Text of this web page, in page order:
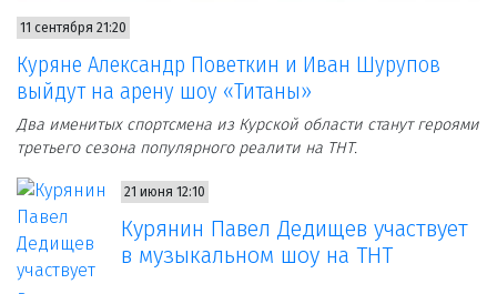
11 сентября 21:20
Куряне Александр Поветкин и Иван Шурупов
выйдут на арену шоу «Титаны»
Два именитых спортсмена из Курской области станут героями
третьего сезона популярного реалити на ТНТ.
21 июня 12:10
Курянин Павел Дедищев участвует
в музыкальном шоу на ТНТ